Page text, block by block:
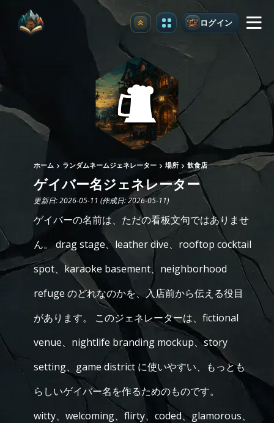
アップグレード ログイン
ホーム ランダムネームジェネレーター 場所 飲食店
ゲイバー名ジェネレーター
更新日: 2026-05-11 (作成日: 2026-05-11)
ゲイバーの名前は、ただの看板文句ではありませ
ん。 drag stage、leather dive、rooftop cocktail
spot、karaoke basement、neighborhood
refuge のどれなのかを、入店前から伝える役目
があります。 このジェネレーターは、fictional
venue、nightlife branding mockup、story
setting、game district に使いやすい、もっとも
らしいゲイバー名を作るためのものです。
witty、welcoming、flirty、coded、glamorous、